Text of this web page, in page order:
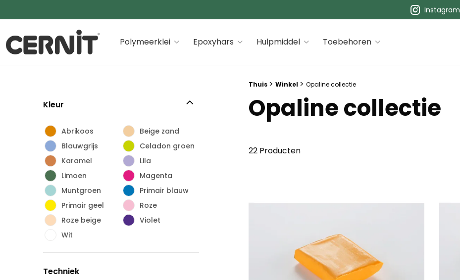
Instagram
Cernit Une qualité haut de gamme pour des créations premiums
Polymeerklei Epoxyhars Hulpmiddel Toebehoren
Breadcrumb trail:
Thuis > Winkel > Opaline collectie
Opaline collectie
22 Producten
Kleur
Abrikoos
Beige zand
Blauwgrijs
Celadon groen
Karamel
Lila
Limoen
Magenta
Muntgroen
Primair blauw
Primair geel
Roze
Roze beige
Violet
Wit
Techniek